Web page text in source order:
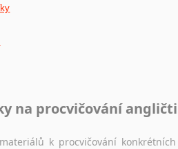
na procvičování
k procvičování